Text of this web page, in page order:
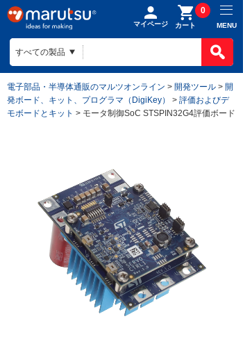
マイページ カート
0
MENU
電子部品・半導体通販のマルツオンライン > 開発ツール > 開
発ボード、キット、プログラマ（DigiKey）
> 評価およびデ
モボードとキット > モータ制御SoC STSPIN32G4評価ボード